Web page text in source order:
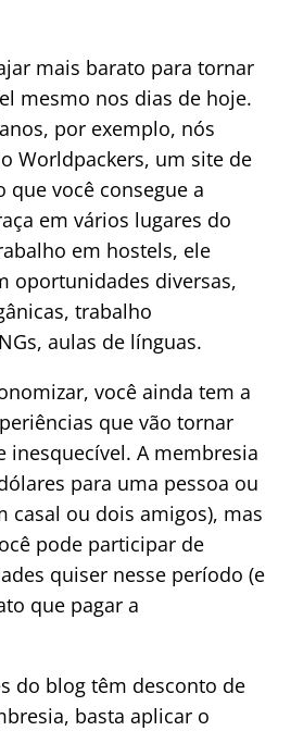
mais barato para tornar
mesmo nos dias de hoje.
por exemplo, nós
Worldpackers, um site de
você consegue a
em vários lugares do
em hostels, ele
oportunidades diversas,
trabalho
aulas de línguas.
você ainda tem a
que vão tornar
inesquecível. A membresia
para uma pessoa ou
casal ou dois amigos), mas
pode participar de
quiser nesse período (e
que pagar a
do blog têm desconto de
basta aplicar o